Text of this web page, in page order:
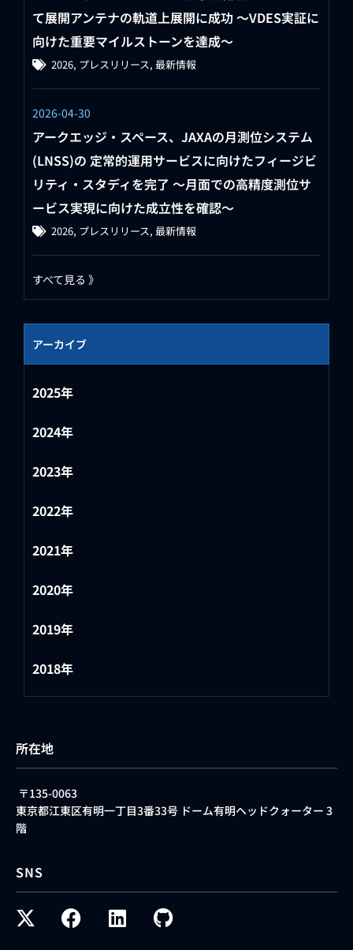
て展開アンテナの軌道上展開に成功 〜VDES実証に
向けた重要マイルストーンを達成〜
2026, プレスリリース, 最新情報
2026-04-30
アークエッジ・スペース、JAXAの月測位システム
(LNSS)の 定常的運用サービスに向けたフィージビ
リティ・スタディを完了 ～月面での高精度測位サ
ービス実現に向けた成立性を確認～
2026, プレスリリース, 最新情報
すべて見る 》
アーカイブ
2025年
2024年
2023年
2022年
2021年
2020年
2019年
2018年
所在地
〒135-0063
東京都江東区有明一丁目3番33号 ドーム有明ヘッドクォーター 3
階
SNS